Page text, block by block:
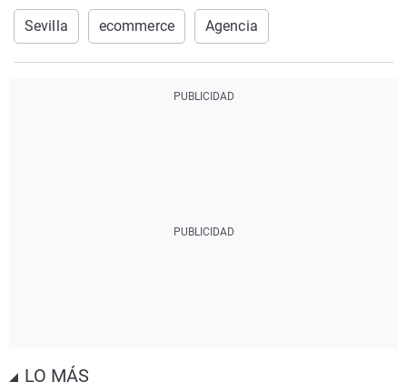
Sevilla ecommerce Agencia
LO MÁS